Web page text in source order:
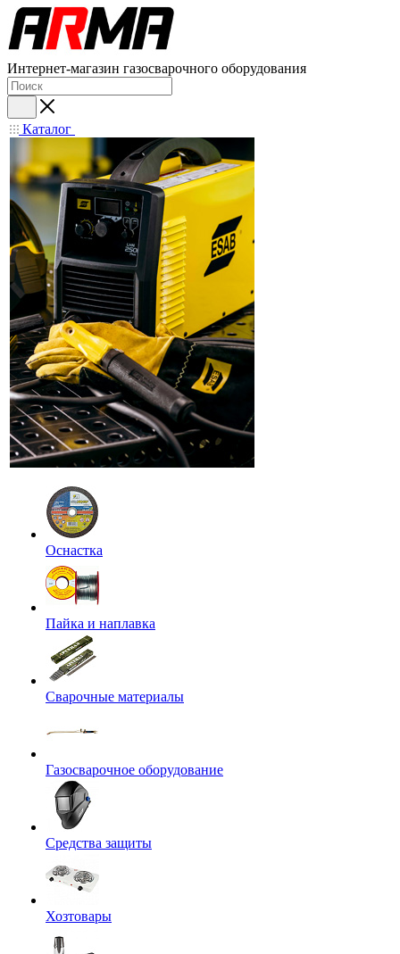
Интернет-магазин газосварочного оборудования
Каталог
Оснастка
Пайка и наплавка
Сварочные материалы
Газосварочное оборудование
Средства защиты
Хозтовары